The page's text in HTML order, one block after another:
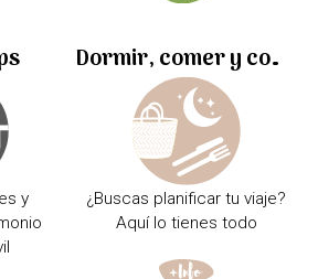
y
Dormir, comer y comprar
¿Buscas planificar tu viaje?
Aquí lo tienes todo